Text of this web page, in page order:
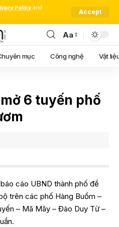
Policy and
Accept
Font
Resizer
Aa
mục Công nghệ Vật
6 tuyến phố
cáo UBND thành phố đề
trên các phố Hàng Buồm –
– Mã Mây – Đào Duy Từ –